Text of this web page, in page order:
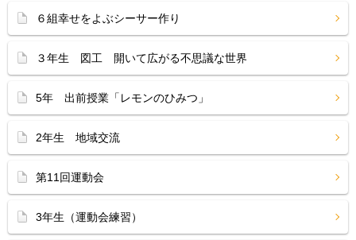
６組幸せをよぶシーサー作り
３年生 図工 開いて広がる不思議な世界
5年 出前授業「レモンのひみつ」
2年生 地域交流
第11回運動会
3年生（運動会練習）